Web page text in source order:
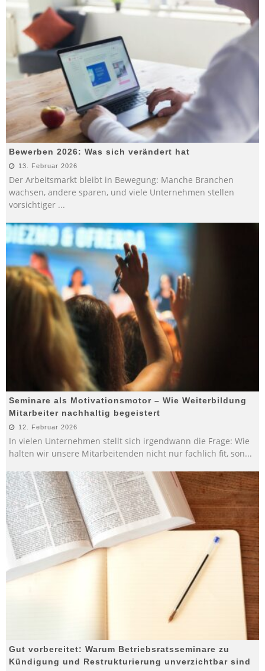
Bewerben 2026: Was sich verändert hat
13. Februar 2026
Der Arbeitsmarkt bleibt in Bewegung: Manche Branchen
wachsen, andere sparen, und viele Unternehmen stellen
vorsichtiger ...
Seminare als Motivationsmotor – Wie Weiterbildung
Mitarbeiter nachhaltig begeistert
12. Februar 2026
In vielen Unternehmen stellt sich irgendwann die Frage: Wie
halten wir unsere Mitarbeitenden nicht nur fachlich fit, son...
Gut vorbereitet: Warum Betriebsratsseminare zu
Kündigung und Restrukturierung unverzichtbar sind